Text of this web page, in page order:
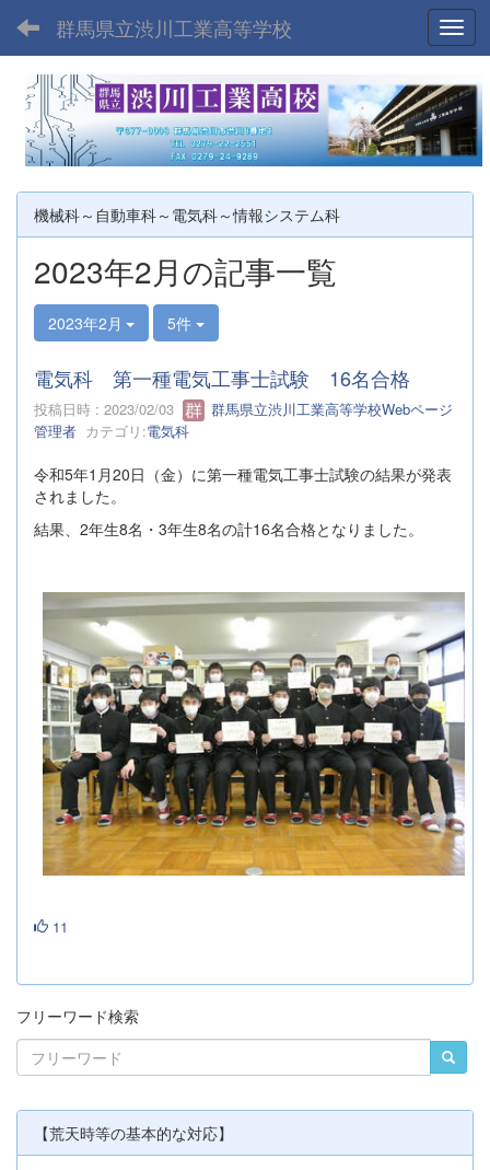
群馬県立渋川工業高等学校
機械科～自動車科～電気科～情報システム科
2023年2月の記事一覧
2023年2月 5件
電気科 第一種電気工事士試験 16名合格
投稿日時 : 2023/02/03
群馬県立渋川工業高等学校Webページ
管理者 カテゴリ:電気科
令和5年1月20日（金）に第一種電気工事士試験の結果が発表
されました。
結果、2年生8名・3年生8名の計16名合格となりました。
11
フリーワード検索
【荒天時等の基本的な対応】